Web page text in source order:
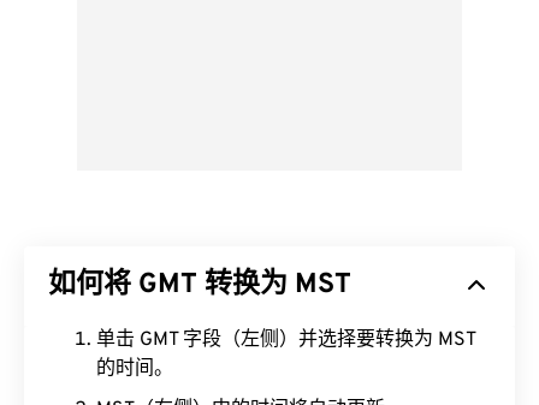
如何将 GMT 转换为 MST
单击 GMT 字段（左侧）并选择要转换为 MST
的时间。